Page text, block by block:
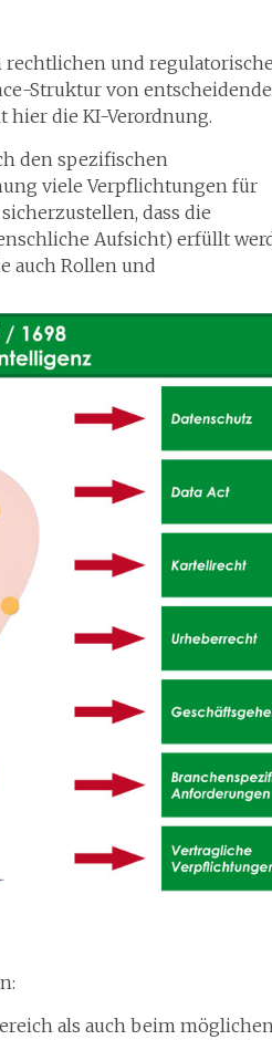
rechtlichen und
Struktur von
hier die KI-Verordnung.
den spezifischen
viele Verpflichtungen für
dass die
Aufsicht) erfüllt
auch Rollen und
als auch beim